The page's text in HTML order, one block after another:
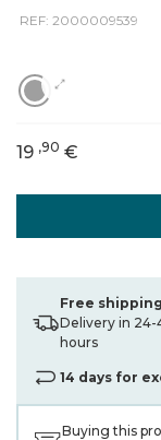
REF: 2000009539
19 ,90 €
Free shipping
Delivery in 24-
hours
14 days for
Buying this